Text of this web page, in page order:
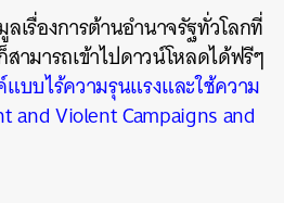
เรื่องการต้านอำนาจรัฐทั่วโลกที่
ามารถเข้าไปดาวน์โหลดได้ฟรีๆ
บบไร้ความรุนแรงและใช้ความ
and Violent Campaigns and